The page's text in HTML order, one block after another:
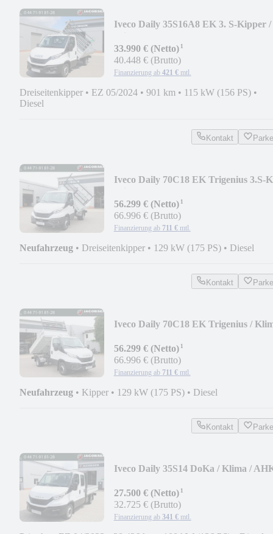
Iveco Daily 35S16A8 EK 3. S-Kipper /
33.990 € (Netto)¹
40.448 € (Brutto)
Finanzierung ab 421 € mtl.
Dreiseitenkipper • EZ 05/2024 • 901 km • 115 kW (156 PS) •
Diesel
Kontakt
Iveco Daily 70C18 EK Trigenius 3.S-
56.299 € (Netto)¹
66.996 € (Brutto)
Finanzierung ab 711 € mtl.
Neufahrzeug • Dreiseitenkipper • 129 kW (175 PS) • Diesel
Kontakt
Iveco Daily 70C18 EK Trigenius /
56.299 € (Netto)¹
66.996 € (Brutto)
Finanzierung ab 711 € mtl.
Neufahrzeug • Kipper • 129 kW (175 PS) • Diesel
Kontakt
Iveco Daily 35S14 DoKa / Klima /
27.500 € (Netto)¹
32.725 € (Brutto)
Finanzierung ab 341 € mtl.